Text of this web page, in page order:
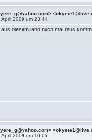
April 2009 um 23:44
diesem land noch mal raus
April 2009 um 10:05